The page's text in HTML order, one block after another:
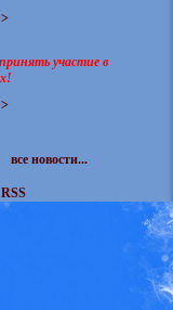
участие в
все новости...